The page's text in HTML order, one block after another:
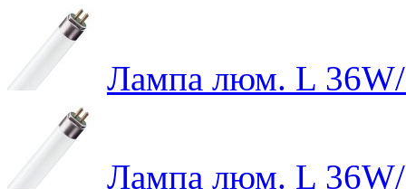
Лампа люм. L
Лампа люм. L